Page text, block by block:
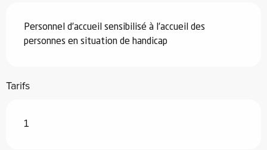
Personnel d’accueil sensibilisé à l’accueil des
personnes en situation de handicap
Tarifs
1